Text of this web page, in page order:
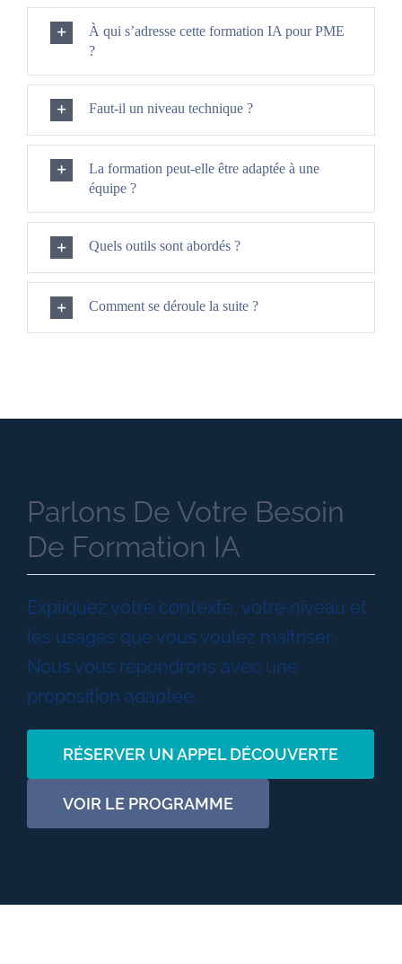
À qui s’adresse cette formation IA pour PME
?
Faut-il un niveau technique ?
La formation peut-elle être adaptée à une
équipe ?
Quels outils sont abordés ?
Comment se déroule la suite ?
Parlons De Votre Besoin
De Formation IA
Expliquez votre contexte, votre niveau et
les usages que vous voulez maîtriser.
Nous vous répondrons avec une
proposition adaptée.
RÉSERVER UN APPEL DÉCOUVERTE
VOIR LE PROGRAMME